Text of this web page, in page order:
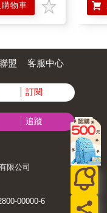
購物車
盟 客服中心
訂閱
追蹤
限公司
00000-6